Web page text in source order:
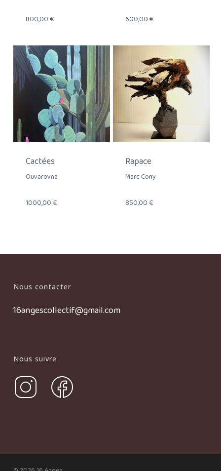
800,00€ 600,00€
Cactées
Ouvarovna
1000,00€
Rapace
Marc Cony
850,00€
Nous contacter
16angescollectif@gmail.com
Nous suivre